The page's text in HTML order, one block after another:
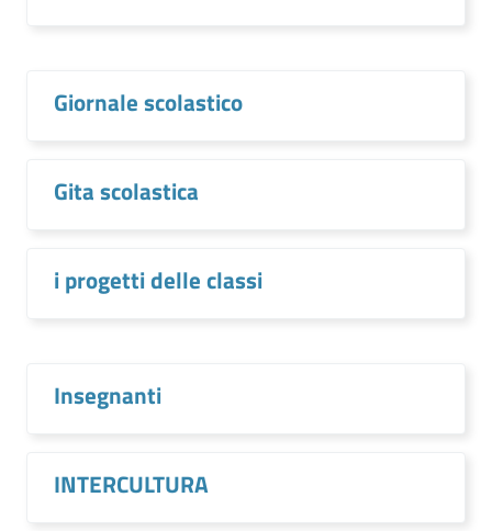
Giornale scolastico
Gita scolastica
i progetti delle classi
Insegnanti
INTERCULTURA